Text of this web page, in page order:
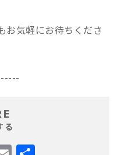
お気軽にお待ちくださ
る